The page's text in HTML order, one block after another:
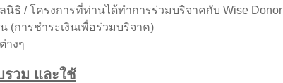
โครงการที่ท่านได้ทำการร่วมบริจาคกับ Wise Donor
ารชำระเงินเพื่อร่วมบริจาค)
งๆ
รวม และใช้